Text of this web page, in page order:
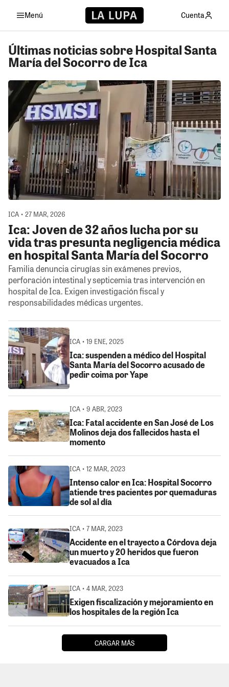
Menú Cuenta
Últimas noticias sobre Hospital Santa
María del Socorro de Ica
ICA • 27 MAR, 2026
Ica: Joven de 32 años lucha por su
vida tras presunta negligencia médica
en hospital Santa María del Socorro
Familia denuncia cirugías sin exámenes previos,
perforación intestinal y septicemia tras intervención en
hospital de Ica. Exigen investigación fiscal y
responsabilidades médicas urgentes.
ICA • 19 ENE, 2025
Ica: suspenden a médico del Hospital
Santa María del Socorro acusado de
pedir coima por Yape
ICA • 9 ABR, 2023
Ica: Fatal accidente en San José de Los
Molinos deja dos fallecidos hasta el
momento
ICA • 12 MAR, 2023
Intenso calor en Ica: Hospital Socorro
atiende tres pacientes por quemaduras
de sol al día
ICA • 7 MAR, 2023
Accidente en el trayecto a Córdova deja
un muerto y 20 heridos que fueron
evacuados a Ica
ICA • 4 MAR, 2023
Exigen fiscalización y mejoramiento en
los hospitales de la región Ica
CARGAR MÁS